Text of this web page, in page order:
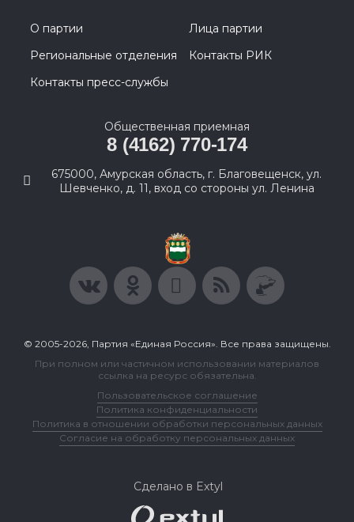
О партии
Лица партии
Региональные отделения
Контакты РИК
Контакты пресс-службы
Общественная приемная
8 (4162) 770-174
675000, Амурская область, г. Благовещенск, ул.
Шевченко, д. 11, вход со стороны ул. Ленина
© 2005-2026, Партия «Единая Россия». Все права защищены.
При полном или частичном использовании материалов
ссылка на ресурс обязательна.
Пользовательское соглашение
Политика конфиденциальности
Политика в отношении обработки персональных данных
Согласие на обработку персональных данных
Сделано в Extyl